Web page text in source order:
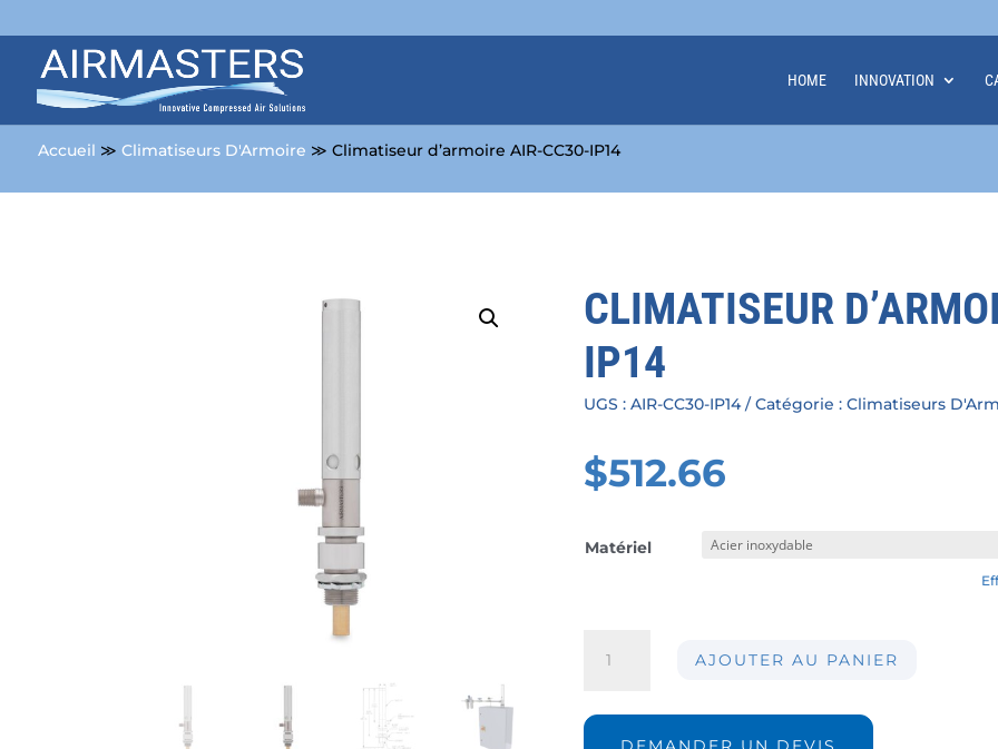
HOME INNOVATION
Accueil ≫ Climatiseurs D'Armoire ≫ Climatiseur d’armoire AIR-CC30-IP14
CLIMATISEUR
IP14
UGS : AIR-CC30-IP14 Catégorie : Climatiseurs
$512.66
Matériel
d'armoire
AJOUTER AU PANIER